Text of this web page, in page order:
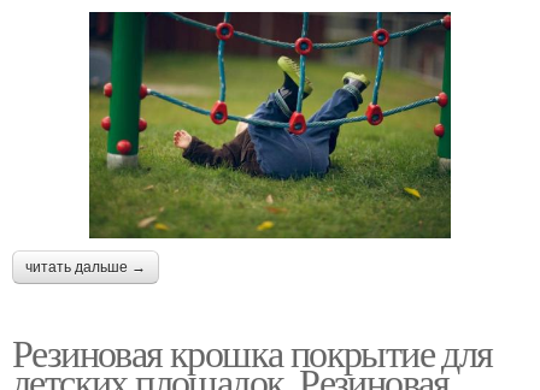
читать дальше →
Резиновая крошка покрытие для